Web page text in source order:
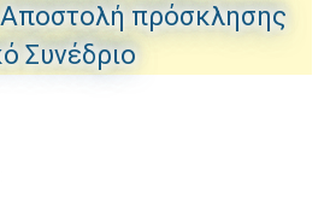
Αποστολή πρόσκλησης
Συνέδριο